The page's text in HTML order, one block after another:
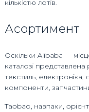
кількістю лотів.
Асортимент
Оскільки Alibaba —
каталозі представлена
текстиль,
компоненти,
Taobao, навпаки,